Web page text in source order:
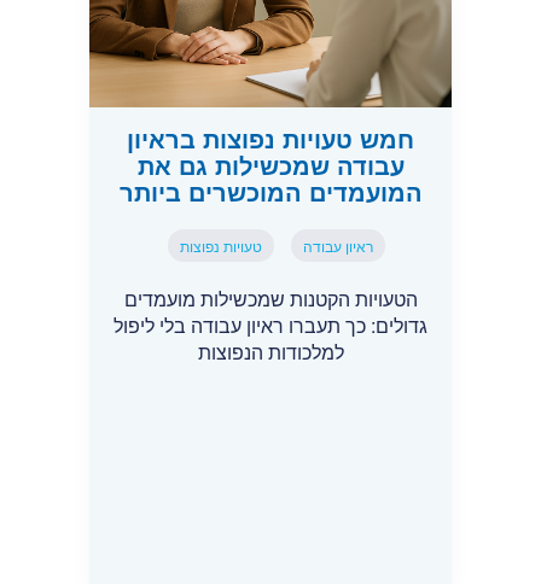
חמש טעויות נפוצות בראיון
עבודה שמכשילות גם את
המועמדים המוכשרים ביותר
ראיון עבודה טעויות נפוצות
הטעויות הקטנות שמכשילות מועמדים
גדולים: כך תעברו ראיון עבודה בלי ליפול
למלכודות הנפוצות